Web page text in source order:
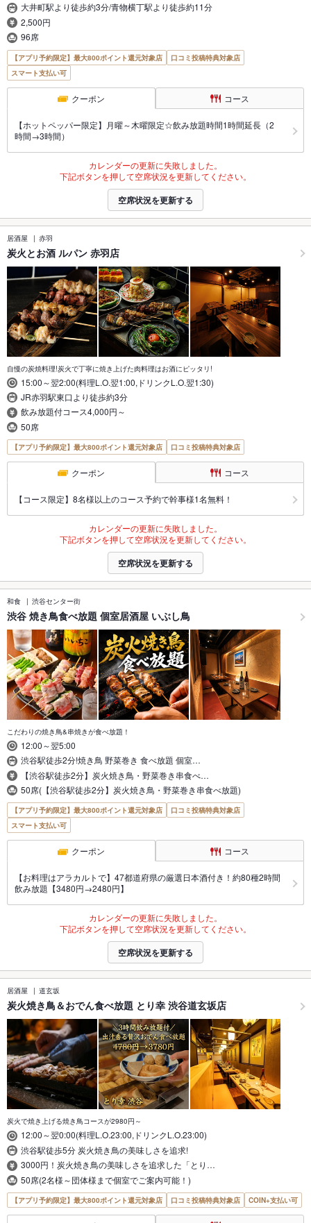
大井町駅より徒歩約3分/青物横丁駅より徒歩約11分
2,500円
96席
【アプリ予約限定】最大800ポイント還元対象店
口コミ投稿特典対象店
スマート支払い可
クーポン コース
【ホットペッパー限定】月曜～木曜限定☆飲み放題時間1時間延長（2
時間→3時間）
カレンダーの更新に失敗しました。
下記ボタンを押して空席状況を更新してください。
空席状況を更新する
居酒屋 赤羽
炭火とお酒 ルパン 赤羽店
自慢の炭焼料理!炭火で丁寧に焼き上げた肉料理はお酒にピッタリ!
15:00～翌2:00(料理L.O.翌1:00,ドリンクL.O.翌1:30)
JR赤羽駅東口より徒歩約3分
飲み放題付コース4,000円～
50席
【アプリ予約限定】最大800ポイント還元対象店 口コミ投稿特典対象店
クーポン コース
【コース限定】8名様以上のコース予約で幹事様1名無料！
カレンダーの更新に失敗しました。
下記ボタンを押して空席状況を更新してください。
空席状況を更新する
和食 渋谷センター街
渋谷 焼き鳥食べ放題 個室居酒屋 いぶし鳥
こだわりの焼き鳥&串焼きが食べ放題！
12:00～翌5:00
渋谷駅徒歩2分!焼き鳥 野菜巻き 食べ放題 個室…
【渋谷駅徒歩2分】炭火焼き鳥・野菜巻き串食べ…
50席(【渋谷駅徒歩2分】炭火焼き鳥・野菜巻き串食べ放題)
【アプリ予約限定】最大800ポイント還元対象店
口コミ投稿特典対象店
スマート支払い可
クーポン コース
【お料理はアラカルトで】47都道府県の厳選日本酒付き！約80種2時間
飲み放題【3480円→2480円】
カレンダーの更新に失敗しました。
下記ボタンを押して空席状況を更新してください。
空席状況を更新する
居酒屋 道玄坂
炭火焼き鳥＆おでん食べ放題 とり幸 渋谷道玄坂店
炭火で焼き上げる焼き鳥コースが2980円～
12:00～翌0:00(料理L.O.23:00,ドリンクL.O.23:00)
渋谷駅徒歩5分 炭火焼き鳥の美味しさを追求!
3000円！炭火焼き鳥の美味しさを追求した「とり…
50席(2名様～団体様まで個室でご案内可能！)
【アプリ予約限定】最大800ポイント還元対象店 口コミ投稿特典対象店 COIN+支払い可